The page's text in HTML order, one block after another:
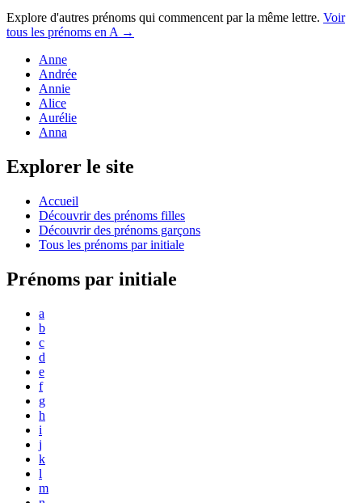
Explore d'autres prénoms qui commencent par la même lettre. Voir
tous les prénoms en A →
Anne
Andrée
Annie
Alice
Aurélie
Anna
Explorer le site
Accueil
Découvrir des prénoms filles
Découvrir des prénoms garçons
Tous les prénoms par initiale
Prénoms par initiale
a
b
c
d
e
f
g
h
i
j
k
l
m